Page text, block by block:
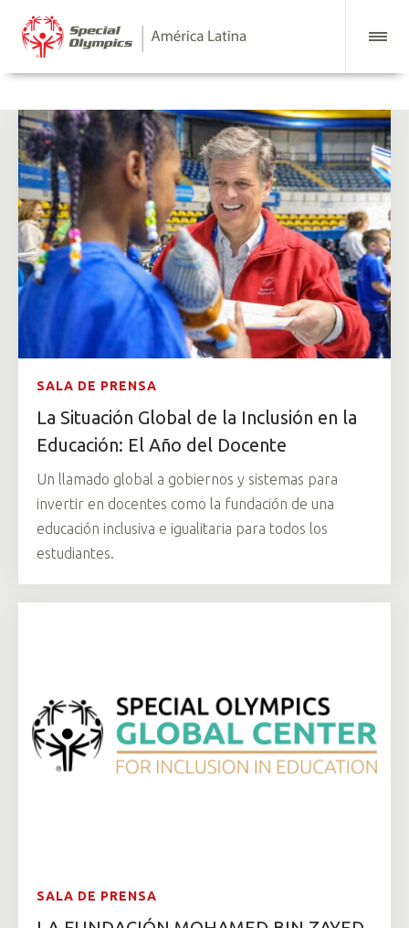
SALA DE PRENSA
La Situación Global de la Inclusión en la
Educación: El Año del Docente
Un llamado global a gobiernos y sistemas para
invertir en docentes como la fundación de una
educación inclusiva e igualitaria para todos los
estudiantes.
SALA DE PRENSA